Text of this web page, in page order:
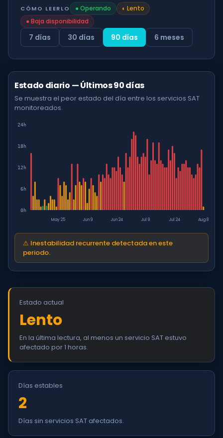
CÓMO LEERLO ● Operando ◐ Lento
●Baja disponibilidad
7 días 30 días 90 días 6 meses
Estado diario — Últimos 90 días
Se muestra el peor estado del día entre los servicios SAT
monitoreados.
May 25 Jun 9 Jun 24 Jul 9 Jul 24 Aug 8
0h
6h
12h
18h
24h
⚠ Inestabilidad recurrente detectada en este
periodo.
Estado actual
Lento
En la última lectura, al menos un servicio SAT estuvo
afectado por 1 horas.
Días estables
2
Días sin servicios SAT afectados.